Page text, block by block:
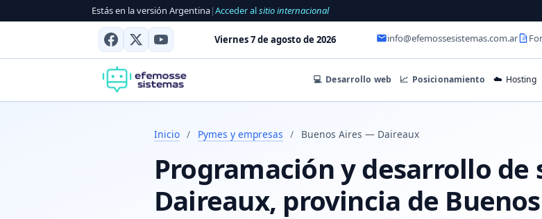
Estás en la versión Argentina|Acceder alsitio internacional
Viernes 7 de agosto de 2026 info@efemossesistemas.com.ar
💻 Desarrollo web 📈 Posicionamiento ☁️ Hosting
Inicio / Pymes y empresas / Buenos Aires — Daireaux
Programación y desarrollo de
Daireaux, provincia de